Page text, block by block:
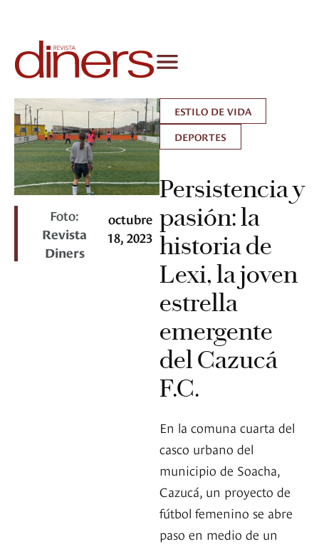
Foto:
Revista
Diners
octubre
18, 2023
ESTILO DE VIDA
DEPORTES
Persistencia y
pasión: la
historia de
Lexi, la joven
estrella
emergente
del Cazucá
F.C.
En la comuna cuarta del
casco urbano del
municipio de Soacha,
Cazucá, un proyecto de
fútbol femenino se abre
paso en medio de un